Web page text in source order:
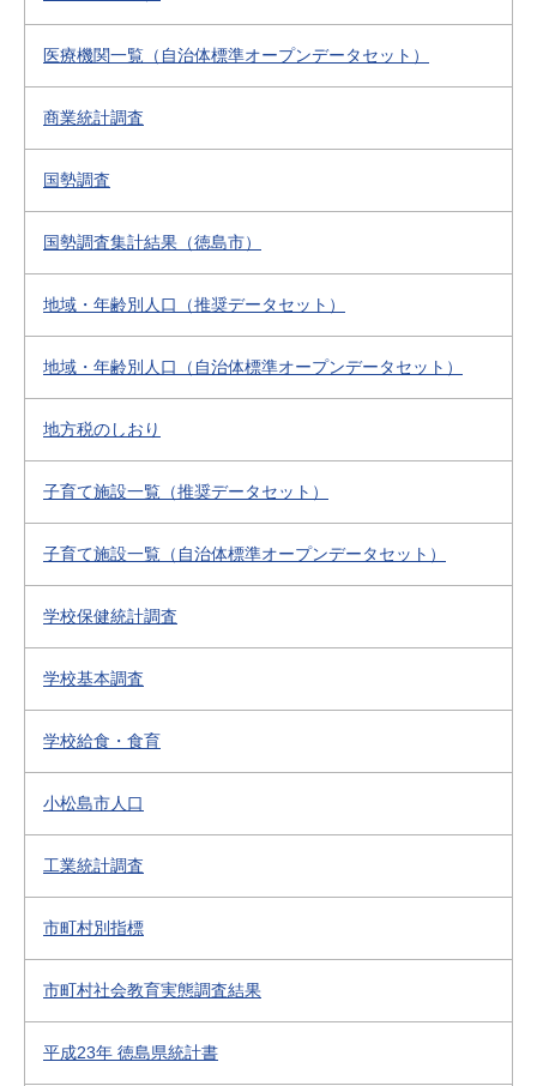
医療機関一覧（自治体標準オープンデータセット）
商業統計調査
国勢調査
国勢調査集計結果（徳島市）
地域・年齢別人口（推奨データセット）
地域・年齢別人口（自治体標準オープンデータセット）
地方税のしおり
子育て施設一覧（推奨データセット）
子育て施設一覧（自治体標準オープンデータセット）
学校保健統計調査
学校基本調査
学校給食・食育
小松島市人口
工業統計調査
市町村別指標
市町村社会教育実態調査結果
平成23年 徳島県統計書